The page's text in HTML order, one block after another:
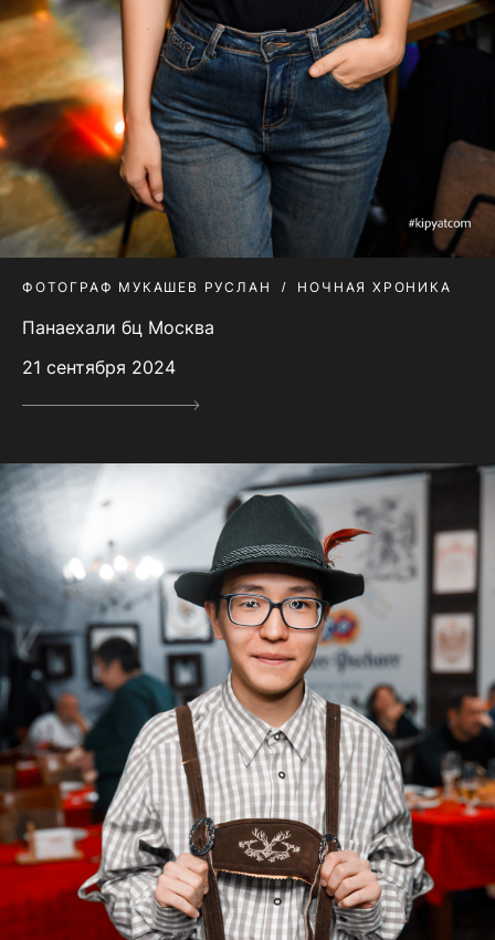
ФОТОГРАФ МУКАШЕВ РУСЛАН НОЧНАЯ ХРОНИКА
Панаехали бц Москва
21 сентября 2024